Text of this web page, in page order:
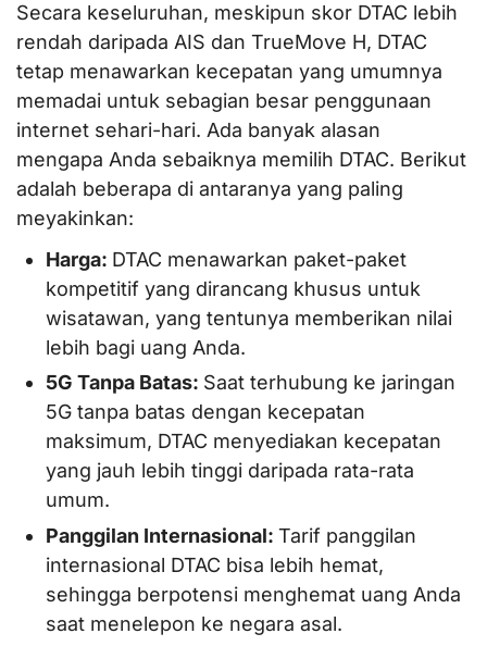
Secara keseluruhan, meskipun skor DTAC lebih
rendah daripada AIS dan TrueMove H, DTAC
tetap menawarkan kecepatan yang umumnya
memadai untuk sebagian besar penggunaan
internet sehari-hari. Ada banyak alasan
mengapa Anda sebaiknya memilih DTAC. Berikut
adalah beberapa di antaranya yang paling
meyakinkan:
Harga: DTAC menawarkan paket-paket
kompetitif yang dirancang khusus untuk
wisatawan, yang tentunya memberikan nilai
lebih bagi uang Anda.
5G Tanpa Batas: Saat terhubung ke jaringan
5G tanpa batas dengan kecepatan
maksimum, DTAC menyediakan kecepatan
yang jauh lebih tinggi daripada rata-rata
umum.
Panggilan Internasional: Tarif panggilan
internasional DTAC bisa lebih hemat,
sehingga berpotensi menghemat uang Anda
saat menelepon ke negara asal.